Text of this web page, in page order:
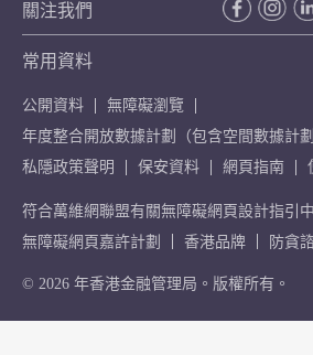
關注我們
常用資料
公開資料
無障礙瀏覽
年度整合開放數據計劃（包含空間數據計劃
私隱政策聲明
保安資料 網頁指南
符合萬維網聯盟有關無障礙網頁設計指引
無障礙網頁嘉許計劃
香港品牌 防貪
© 2026 年香港金融管理局。版權所有。